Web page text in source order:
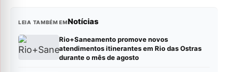
LEIA TAMBÉM EMNotícias
Rio+Saneamento promove novos
atendimentos itinerantes em Rio das Ostras
durante o mês de agosto